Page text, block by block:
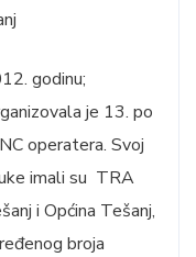
godinu;
je 13. po
operatera. Svoj
imali su TRA
i Općina Tešanj,
broja